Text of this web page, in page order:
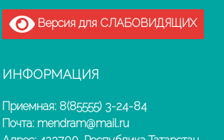
Версия для СЛАБОВИДЯЩИХ
ИНФОРМАЦИЯ
Приемная: 8(85555) 3-24-84
Почта: mendram@mail.ru